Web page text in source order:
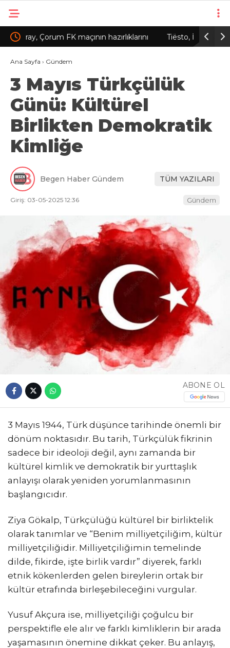
Tiësto, İstanbul Festivali’nde sahne aldı
Ana Sayfa › Gündem
3 Mayıs Türkçülük
Günü: Kültürel
Birlikten Demokratik
Kimliğe
Begen Haber Gündem TÜM YAZILARI
Giriş: 03-05-2025 12:36 Gündem
ABONE OL
3 Mayıs 1944, Türk düşünce tarihinde önemli bir
dönüm noktasıdır. Bu tarih, Türkçülük fikrinin
sadece bir ideoloji değil, aynı zamanda bir
kültürel kimlik ve demokratik bir yurttaşlık
anlayışı olarak yeniden yorumlanmasının
başlangıcıdır.
Ziya Gökalp, Türkçülüğü kültürel bir birliktelik
olarak tanımlar ve “Benim milliyetçiliğim, kültür
milliyetçiliğidir. Milliyetçiliğimin temelinde
dilde, fikirde, işte birlik vardır” diyerek, farklı
etnik kökenlerden gelen bireylerin ortak bir
kültür etrafında birleşebileceğini vurgular.
Yusuf Akçura ise, milliyetçiliği çoğulcu bir
perspektifle ele alır ve farklı kimliklerin bir arada
yaşamasının önemine dikkat çeker. Bu anlayış,